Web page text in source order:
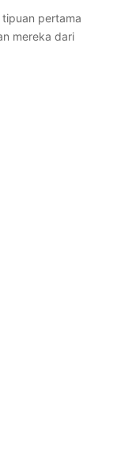
tipuan pertama
mereka dari